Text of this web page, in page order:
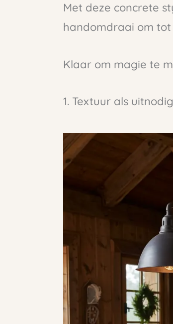
Met deze concrete
handomdraai om tot
Klaar om magie te
1. Textuur als